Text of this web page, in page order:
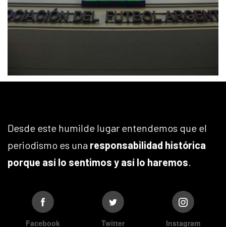
Desde este humilde lugar entendemos que el
periodismo es una responsabilidad histórica
porque así lo sentimos y así lo haremos.
Facebook Twitter Instagram